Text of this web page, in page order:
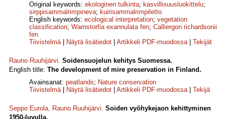
Original keywords: ekologinen tulkinta; kasvillisuusluokittelu;
sirppisammalrimpineva; kuirisammalrimpiletto
English keywords: ecological interpretation; vegetation
classification; Warnstorfia exannulata fen; Calliergon richardsonii
fen
Tiivistelmä| Näytä lisätiedot Artikkeli PDF-muodossa| Tekijät
Rauno Ruuhijärvi. Soidensuojelun kehitys Suomessa.
English title: The development of mire preservation in Finland.
Avainsanat: peatlands; Nature conservation
Tiivistelmä| Näytä lisätiedot Artikkeli PDF-muodossa| Tekijä
Seppo Eurola, Rauno Ruuhijärvi. Soiden vyöhykejaon kehittyminen
1950-luvulla.